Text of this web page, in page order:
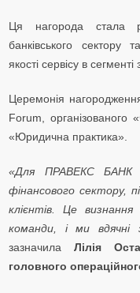
Ця нагорода стала
банківського сектору
якості сервісу в
Церемонія
Forum, організованого
«Юридична практика».
«Для ПРАВЕКС БАНК
фінансового сектору,
клієнтів. Це
команди, і ми вдячні
зазначила Лілія
головного